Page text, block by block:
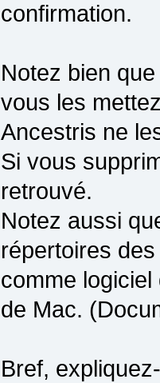
confirmation.
Notez bien
vous les
Ancestris ne
Si vous
retrouvé.
Notez aussi
répertoires
comme
de Mac.
Bref,